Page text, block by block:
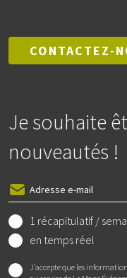
CONTACTEZ-
Je souhaite
nouveautés !
1 récapitulatif /
en temps réel
J’accepte que les